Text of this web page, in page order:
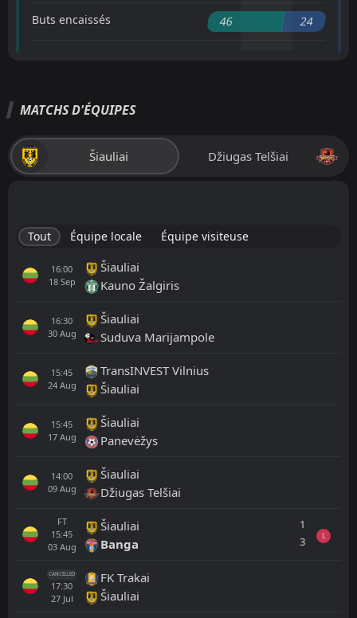
Buts encaissés 46 24
MATCHS D'ÉQUIPES
Šiauliai Džiugas Telšiai
Tout Équipe locale Équipe visiteuse
16:00
18 Sep
Šiauliai
Kauno Žalgiris
16:30
30 Aug
Šiauliai
Suduva Marijampole
15:45
24 Aug
TransINVEST Vilnius
Šiauliai
15:45
17 Aug
Šiauliai
Panevėžys
14:00
09 Aug
Šiauliai
Džiugas Telšiai
FT
15:45
03 Aug
Šiauliai
Banga
1
3
L
CANCELLED
17:30
27 Jul
FK Trakai
Šiauliai